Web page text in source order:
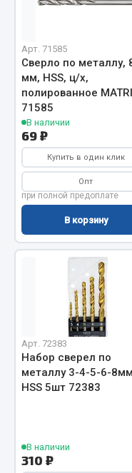
Пружины
Хомуты
Весь раздел
Camozzi
Адаптеры и
Тройники
Трубки, муфты, гайки
Угольники
Штуцеры
Весь раздел
Автомобильный
Измерительный
Арт. 71585
Сверло по металлу,
мм, HSS, ц/х,
полированное
71585
В наличии
69 ₽
Купить в один клик
Опт
при полной предоплате
В корзину
Арт. 72383
Набор сверел по
металлу 3-4-5-6-
HSS 5шт 72383
В наличии
310 ₽